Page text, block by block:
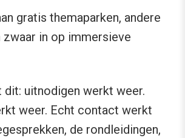
gratis themaparken, andere
in op immersieve
dit: uitnodigen werkt weer.
weer. Echt contact werkt
de rondleidingen,